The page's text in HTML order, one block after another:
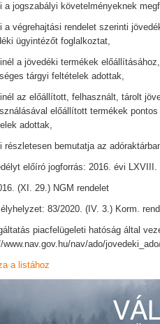
a jogszabályi követelményeknek
a végrehajtási rendelet szerinti
ügyintézőt foglalkoztat,
a jövedéki termékek
tárgyi feltételek adottak,
az előállított, felhasznált, tárolt
előállított termékek
adottak,
részletesen bemutatja az
előíró jogforrás: 2016. évi LXVIII.
(XI. 29.) NGM rendelet
83/2020. (IV. 3.) Korm.
piacfelügeleti hatóság által
www.nav.gov.hu/nav/ado/
a listához